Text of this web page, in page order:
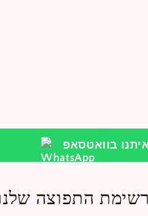
בוואטסאפ
התפוצה